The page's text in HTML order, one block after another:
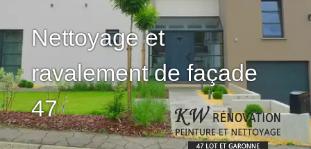
Nettoyage et
ravalement de façade
47